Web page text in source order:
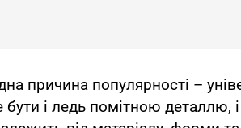
причина популярності –
і ледь помітною деталлю,